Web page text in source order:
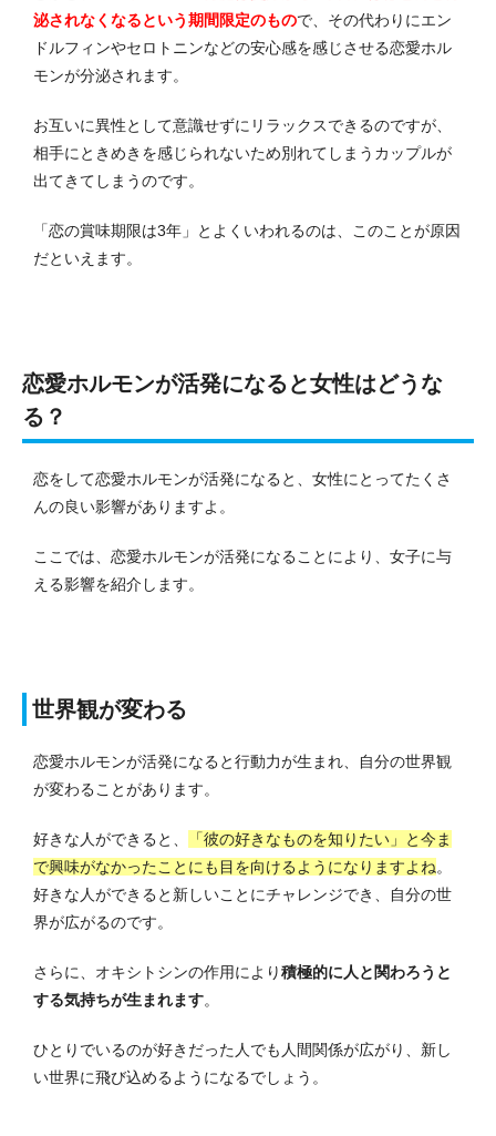
泌されなくなるという期間限定のもので、その代わりにエン
ドルフィンやセロトニンなどの安心感を感じさせる恋愛ホル
モンが分泌されます。
お互いに異性として意識せずにリラックスできるのですが、
相手にときめきを感じられないため別れてしまうカップルが
出てきてしまうのです。
「恋の賞味期限は3年」とよくいわれるのは、このことが原因
だといえます。
恋愛ホルモンが活発になると女性はどうな
る？
恋をして恋愛ホルモンが活発になると、女性にとってたくさ
んの良い影響がありますよ。
ここでは、恋愛ホルモンが活発になることにより、女子に与
える影響を紹介します。
世界観が変わる
恋愛ホルモンが活発になると行動力が生まれ、自分の世界観
が変わることがあります。
好きな人ができると、
「彼の好きなものを知りたい」と今ま
で興味がなかったことにも目を向けるようになりますよね。
好きな人ができると新しいことにチャレンジでき、自分の世
界が広がるのです。
さらに、オキシトシンの作用により積極的に人と関わろうと
する気持ちが生まれます。
ひとりでいるのが好きだった人でも人間関係が広がり、新し
い世界に飛び込めるようになるでしょう。